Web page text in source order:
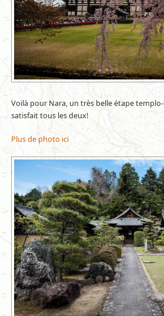
Voilà pour Nara, un très belle étape
satisfait tous les deux!
Plus de photo ici